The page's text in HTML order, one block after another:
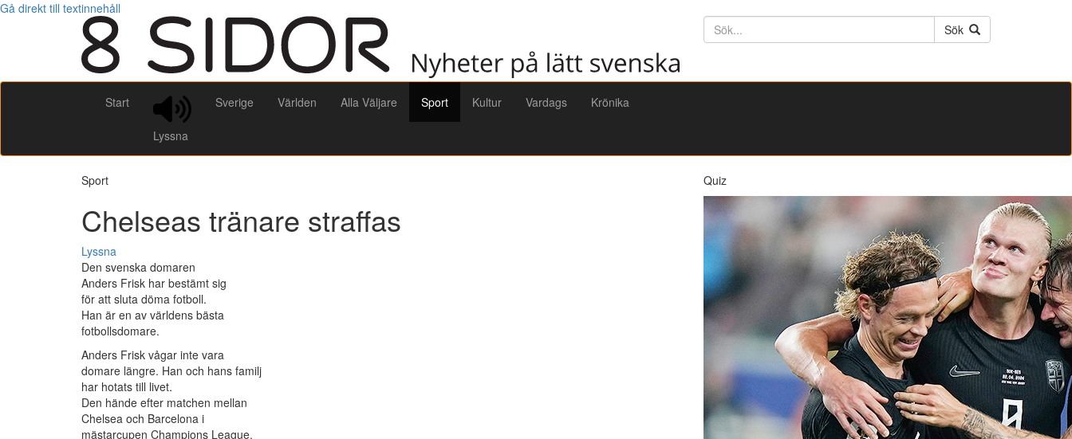
Gå direkt till textinnehåll
Söktext
Sök
Start
Lyssna
Sverige Världen Alla Väljare Sport Kultur Vardags Krönika
Sport
Chelseas tränare straffas
Lyssna
Den svenska domaren
Anders Frisk har bestämt sig
för att sluta döma fotboll.
Han är en av världens bästa
fotbollsdomare.
Anders Frisk vågar inte vara
domare längre. Han och hans familj
har hotats till livet.
Den hände efter matchen mellan
Chelsea och Barcelona i
mästarcupen Champions League.
Quiz